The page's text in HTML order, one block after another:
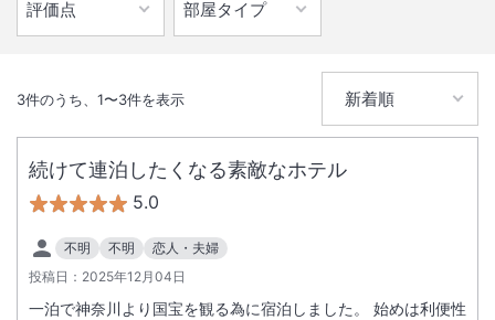
3件のうち、 1〜3件を表示
続けて連泊したくなる素敵なホテル
5.0
不明 不明
恋人・夫婦
投稿日： 2025年12月04日
一泊で神奈川より国宝を観る為に宿泊しました。 始めは利便性